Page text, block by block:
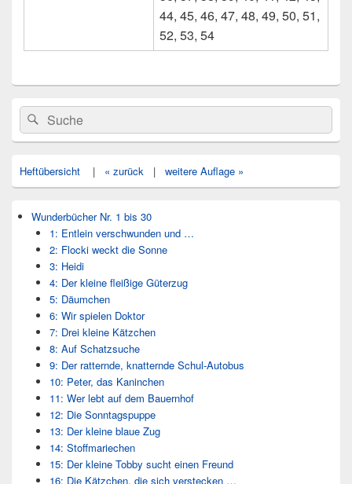
44, 45, 46, 47, 48, 49, 50, 51,
52, 53, 54
Primärer
Seitenleisten
Widget-
Bereich
Search
for:
Suche
Heftübersicht | « zurück | weitere Auflage »
Wunderbücher Nr. 1 bis 30
1: Entlein verschwunden und …
2: Flocki weckt die Sonne
3: Heidi
4: Der kleine fleißige Güterzug
5: Däumchen
6: Wir spielen Doktor
7: Drei kleine Kätzchen
8: Auf Schatzsuche
9: Der ratternde, knatternde Schul-Autobus
10: Peter, das Kaninchen
11: Wer lebt auf dem Bauernhof
12: Die Sonntagspuppe
13: Der kleine blaue Zug
14: Stoffmariechen
15: Der kleine Tobby sucht einen Freund
16: Die Kätzchen, die sich verstecken …